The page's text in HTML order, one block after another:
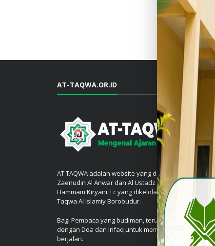
AT-TAQWA.OR.ID
AT TAQWA adalah website yang diasuh oleh Al Ustadz
Zaenudin Al Anwar dan Al Ustadz Dr. (H.C.)Abu
Hammam Kiryani, Lc yang dikelola oleh Ponpes At
Taqwa Al Islamiy Borobudur.
Bagi Pembaca yang budiman, teruslah dukung kami
dengan Doa dan Infaq untuk membantu Dakwah
berjalan.